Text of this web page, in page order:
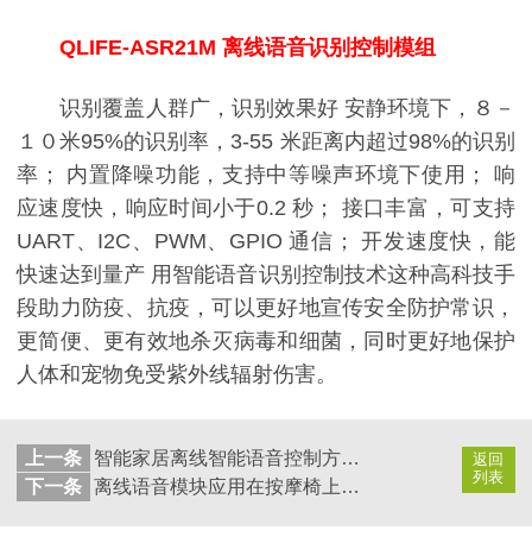
QLIFE-ASR21M 离线语音识别控制模组
识别覆盖人群广，识别效果好 安静环境下，８－
１０米95%的识别率，3-55 米距离内超过98%的识别
率； 内置降噪功能，支持中等噪声环境下使用； 响
应速度快，响应时间小于0.2 秒； 接口丰富，可支持
UART、I2C、PWM、GPIO 通信； 开发速度快，能
快速达到量产 用智能语音识别控制技术这种高科技手
段助力防疫、抗疫，可以更好地宣传安全防护常识，
更简便、更有效地杀灭病毒和细菌，同时更好地保护
人体和宠物免受紫外线辐射伤害。
返回
列表
上一条
智能家居离线智能语音控制方案_语音控制方案能控制什么？
下一条
离线语音模块应用在按摩椅上有哪些优势？